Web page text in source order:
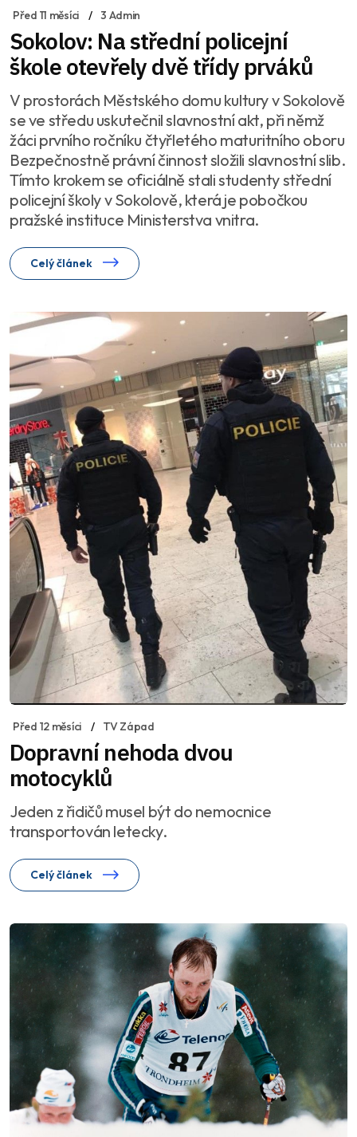
Před 11 měsíci 3 Admin
Sokolov: Na střední policejní
škole otevřely dvě třídy prváků
V prostorách Městského domu kultury v Sokolově
se ve středu uskutečnil slavnostní akt, při němž
žáci prvního ročníku čtyřletého maturitního oboru
Bezpečnostně právní činnost složili slavnostní slib.
Tímto krokem se oficiálně stali studenty střední
policejní školy v Sokolově, která je pobočkou
pražské instituce Ministerstva vnitra.
Celý článek
Před 12 měsíci TV Západ
Dopravní nehoda dvou
motocyklů
Jeden z řidičů musel být do nemocnice
transportován letecky.
Celý článek